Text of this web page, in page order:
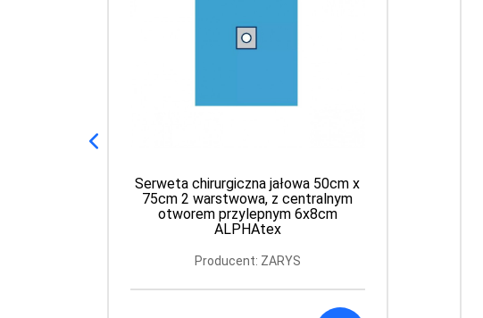
Serweta chirurgiczna jałowa 50cm x
75cm 2 warstwowa, z centralnym
otworem przylepnym 6x8cm
ALPHAtex
Producent: ZARYS